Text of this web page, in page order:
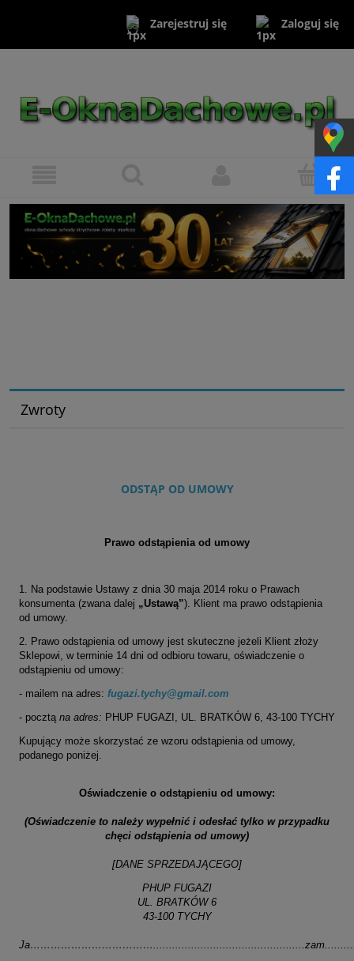
Zarejestruj się Zaloguj się
Zwroty
ODSTĄP OD UMOWY
Prawo odstąpienia od umowy
1. Na podstawie Ustawy z dnia 30 maja 2014 roku o Prawach
konsumenta (zwana dalej „Ustawą”). Klient ma prawo odstąpienia
od umowy.
2. Prawo odstąpienia od umowy jest skuteczne jeżeli Klient złoży
Sklepowi, w terminie 14 dni od odbioru towaru, oświadczenie o
odstąpieniu od umowy:
- mailem na adres: fugazi.tychy@gmail.com
- pocztą na adres: PHUP FUGAZI, UL. BRATKÓW 6, 43-100 TYCHY
Kupujący może skorzystać ze wzoru odstąpienia od umowy,
podanego poniżej.
Oświadczenie o odstąpieniu od umowy:
(Oświadczenie to należy wypełnić i odesłać tylko w przypadku
chęci odstąpienia od umowy)
[DANE SPRZEDAJĄCEGO]
PHUP FUGAZI
UL. BRATKÓW 6
43-100 TYCHY